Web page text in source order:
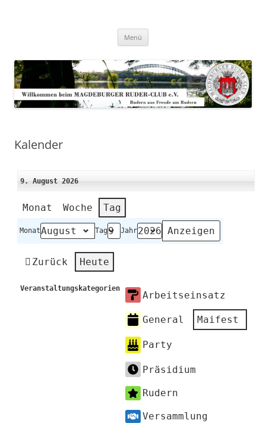
Menü
Kalender
9. August 2026
Monat Woche Tag
Monat Tag Jahr
Zurück Heute
Veranstaltungskategorien
Arbeitseinsatz
General Maifest
Party
Präsidium
Rudern
Versammlung